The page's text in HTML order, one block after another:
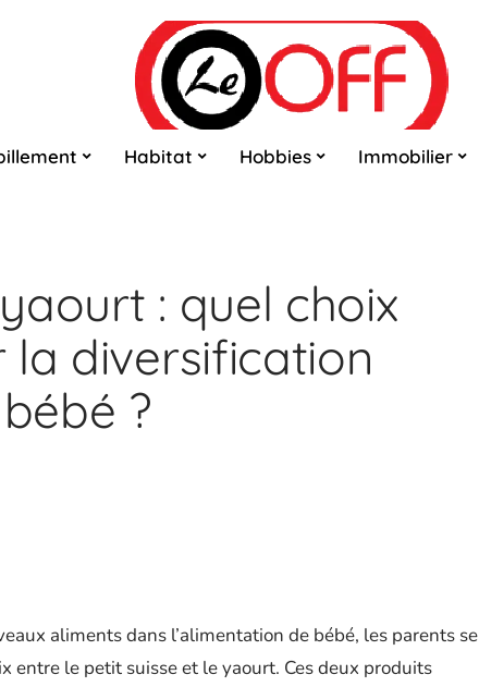
Habitat Hobbies Immobilier
: quel choix
diversification
?
aliments dans l’alimentation de bébé, les parents se
entre le petit suisse et le yaourt. Ces deux produits